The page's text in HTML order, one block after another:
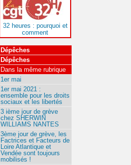
32 heures : pourquoi et
comment
Dépêches
Dépêches
Dans la même rubrique
1er mai
1er mai 2021 :
ensemble pour les droits
sociaux et les libertés
3 ième jour de grève
chez SHERWIN
WILLIAMS NANTES
3ème jour de grève, les
Factrices et Facteurs de
Loire Atlantique et
Vendée sont toujours
mobilisés !